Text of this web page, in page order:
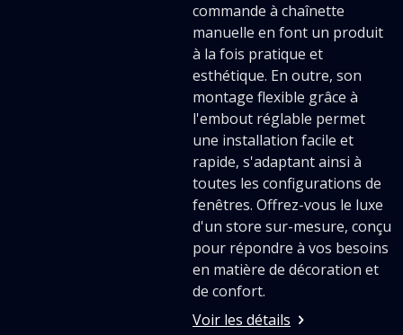
commande à chaînette
manuelle en font un produit
à la fois pratique et
esthétique. En outre, son
montage flexible grâce à
l'embout réglable permet
une installation facile et
rapide, s'adaptant ainsi à
toutes les configurations de
fenêtres. Offrez-vous le luxe
d'un store sur-mesure, conçu
pour répondre à vos besoins
en matière de décoration et
de confort.
Voir les détails